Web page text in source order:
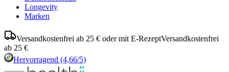
Longevity
Marken
Versandkostenfrei ab 25 € oder mit E-RezeptVersandkostenfrei
ab 25 €
Hervorragend (4,66/5)